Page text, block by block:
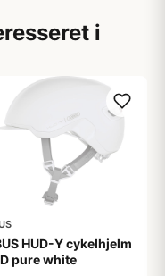
i
HUD-Y cykelhjelm
pure white